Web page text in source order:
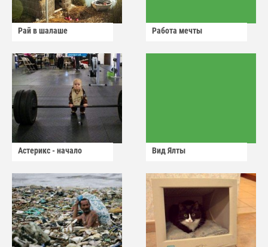
Рай в шалаше Работа мечты
Астерикс - начало Вид Ялты